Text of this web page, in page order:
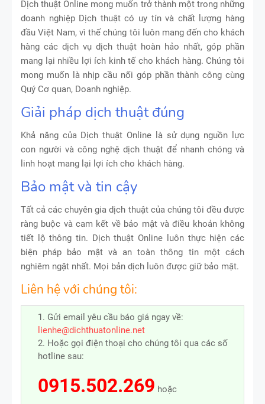
Dịch thuật Online mong muốn trở thành một trong những
doanh nghiệp Dịch thuật có uy tín và chất lượng hàng
đầu Việt Nam, vì thế chúng tôi luôn mang đến cho khách
hàng các dịch vụ dịch thuật hoàn hảo nhất, góp phần
mang lại nhiều lợi ích kinh tế cho khách hàng. Chúng tôi
mong muốn là nhịp cầu nối góp phần thành công cùng
Quý Cơ quan, Doanh nghiệp.
Giải pháp dịch thuật đúng
Khả năng của Dịch thuật Online là sử dụng nguồn lực
con người và công nghệ dịch thuật để nhanh chóng và
linh hoạt mang lại lợi ích cho khách hàng.
Bảo mật và tin cậy
Tất cả các chuyên gia dịch thuật của chúng tôi đều được
ràng buộc và cam kết về bảo mật và điều khoản không
tiết lộ thông tin. Dịch thuật Online luôn thực hiện các
biện pháp bảo mật và an toàn thông tin một cách
nghiêm ngặt nhất. Mọi bản dịch luôn được giữ bảo mật.
Liên hệ với chúng tôi:
1. Gửi email yêu cầu báo giá ngay về:
lienhe@dichthuatonline.net
2. Hoặc gọi điện thoại cho chúng tôi qua các số
hotline sau:
0915.502.269 hoặc